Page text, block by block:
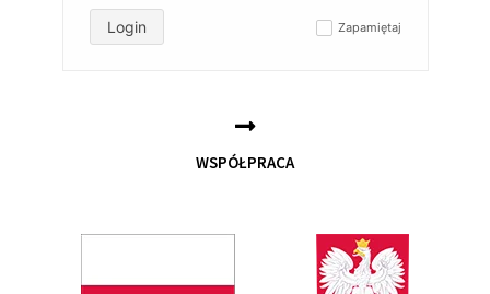
Zapamiętaj
Login
WSPÓŁPRACA